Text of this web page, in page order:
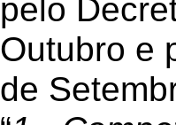
pelo
Outubro e
de